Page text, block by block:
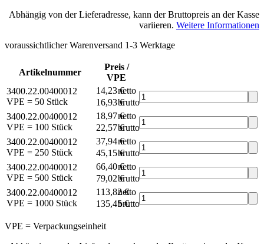
Abhängig von der Lieferadresse, kann der Bruttopreis an der Kasse
variieren. Weitere Informationen
voraussichtlicher Warenversand 1-3 Werktage
Artikelnummer
Preis /
VPE
3400.22.00400012
VPE = 50 Stück
14,23 €netto
16,93 €brutto*
3400.22.00400012
VPE = 100 Stück
18,97 €netto
22,57 €brutto*
3400.22.00400012
VPE = 250 Stück
37,94 €netto
45,15 €brutto*
3400.22.00400012
VPE = 500 Stück
66,40 €netto
79,02 €brutto*
3400.22.00400012
VPE = 1000 Stück
113,82 €
netto
135,45 €brutto*
VPE = Verpackungseinheit